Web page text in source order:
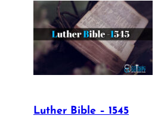
Luther Bible – 1545